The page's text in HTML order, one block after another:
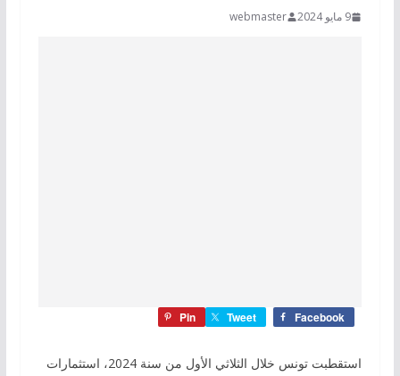
9 مايو 2024 webmaster
Facebook
Tweet
Pin
استقطبت تونس خلال الثلاثي الأول من سنة 2024، استثمارات